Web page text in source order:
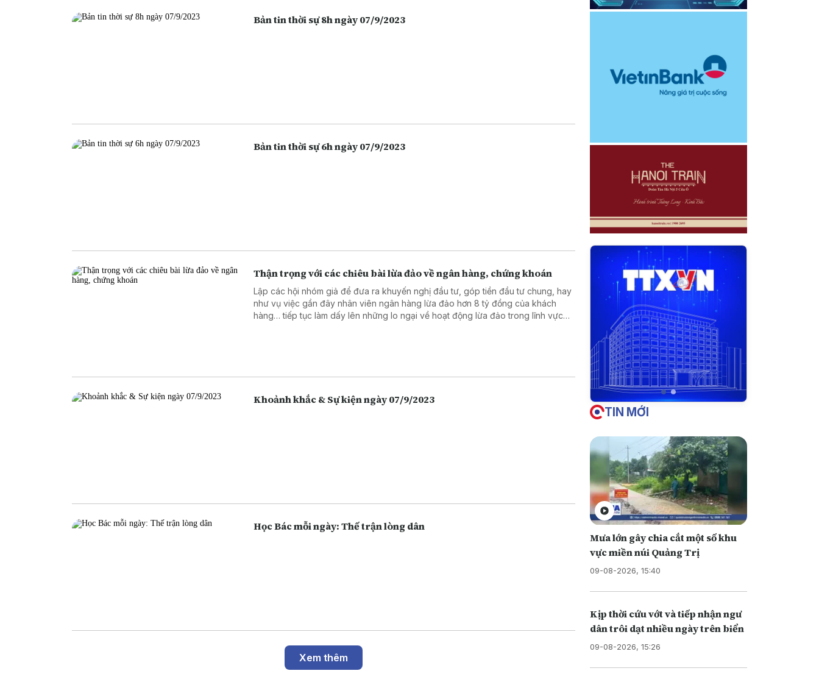
Bản tin thời sự 8h ngày 07/9/2023
Bản tin thời sự 6h ngày 07/9/2023
Thận trọng với các chiêu bài lừa đảo về ngân hàng, chứng khoán
Lập các hội nhóm giả để đưa ra khuyến nghị đầu tư, góp tiền đầu tư chung, hay
như vụ việc gần đây nhân viên ngân hàng lừa đảo hơn 8 tỷ đồng của khách
hàng… tiếp tục làm dấy lên những lo ngại về hoạt động lừa đảo trong lĩnh vực
Khoảnh khắc & Sự kiện ngày 07/9/2023
Học Bác mỗi ngày: Thế trận lòng dân
Xem thêm
TIN MỚI
Mưa lớn gây chia cắt một số khu
vực miền núi Quảng Trị
09-08-2026, 15:40
Kịp thời cứu vớt và tiếp nhận ngư
dân trôi dạt nhiều ngày trên biển
09-08-2026, 15:26